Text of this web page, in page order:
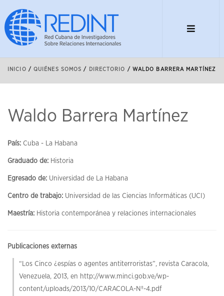
INICIO / QUIÉNES SOMOS / DIRECTORIO / WALDO BARRERA MARTÍNEZ
Waldo Barrera Martínez
País: Cuba - La Habana
Graduado de: Historia
Egresado de: Universidad de La Habana
Centro de trabajo: Universidad de las Ciencias Informáticas (UCI)
Maestría: Historia contemporánea y relaciones internacionales
Publicaciones externas
“Los Cinco ¿espías o agentes antiterroristas”, revista Caracola,
Venezuela, 2013, en http://www.minci.gob.ve/wp-
content/uploads/2013/10/CARACOLA-Nº-4.pdf